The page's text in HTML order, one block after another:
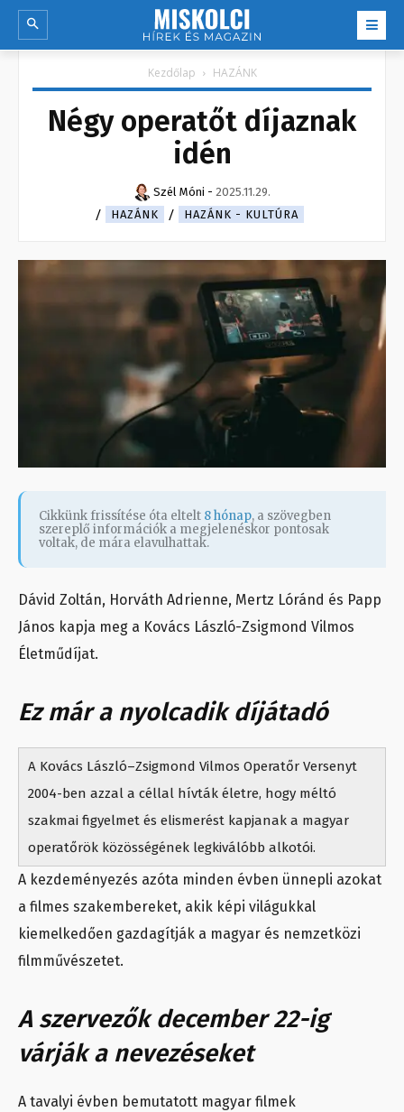
Kezdőlap HAZÁNK
Négy operatőt díjaznak
idén
Szél Móni - 2025.11.29.
HAZÁNK
HAZÁNK - KULTÚRA
Cikkünk frissítése óta eltelt 8 hónap, a szövegben
szereplő információk a megjelenéskor pontosak
voltak, de mára elavulhattak.
Dávid Zoltán, Horváth Adrienne, Mertz Lóránd és Papp
János kapja meg a Kovács László-Zsigmond Vilmos
Életműdíjat.
Ez már a nyolcadik díjátadó
A Kovács László–Zsigmond Vilmos Operatőr Versenyt
2004-ben azzal a céllal hívták életre, hogy méltó
szakmai figyelmet és elismerést kapjanak a magyar
operatőrök közösségének legkiválóbb alkotói.
A kezdeményezés azóta minden évben ünnepli azokat
a filmes szakembereket, akik képi világukkal
kiemelkedően gazdagítják a magyar és nemzetközi
filmművészetet.
A szervezők december 22-ig
várják a nevezéseket
A tavalyi évben bemutatott magyar filmek